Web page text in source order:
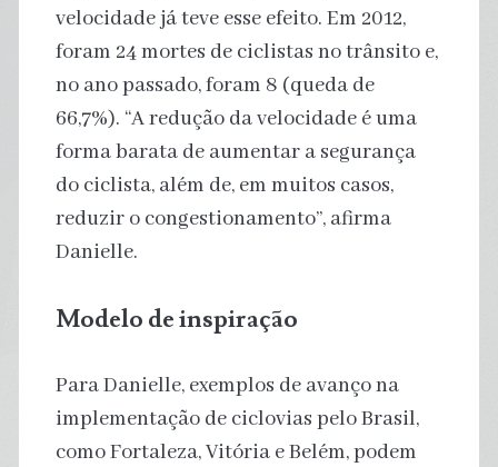
velocidade já teve esse efeito. Em 2012,
foram 24 mortes de ciclistas no trânsito e,
no ano passado, foram 8 (queda de
66,7%). “A redução da velocidade é uma
forma barata de aumentar a segurança
do ciclista, além de, em muitos casos,
reduzir o congestionamento”, afirma
Danielle.
Modelo de inspiração
Para Danielle, exemplos de avanço na
implementação de ciclovias pelo Brasil,
como Fortaleza, Vitória e Belém, podem